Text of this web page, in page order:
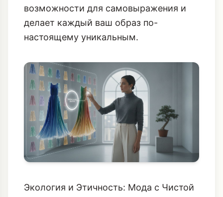
возможности для самовыражения и
делает каждый ваш образ по-
настоящему уникальным.
Экология и Этичность: Мода с Чистой